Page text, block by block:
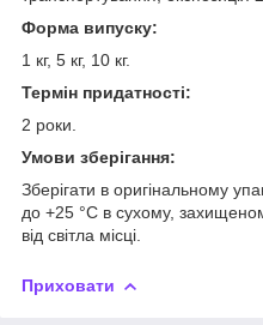
Форма випуску:
1 кг, 5 кг, 10 кг.
Термін придатності:
2 роки.
Умови зберігання:
Зберігати в оригінальному
до +25 °C в сухому,
від світла місці.
Приховати